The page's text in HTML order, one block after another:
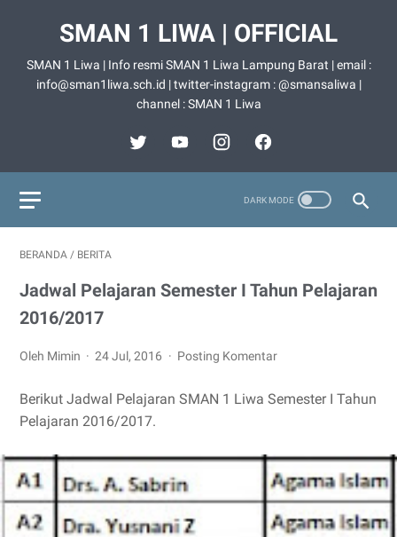
SMAN 1 LIWA | OFFICIAL
SMAN 1 Liwa | Info resmi SMAN 1 Liwa Lampung Barat | email :
info@sman1liwa.sch.id | twitter-instagram : @smansaliwa |
channel : SMAN 1 Liwa
BERANDA / BERITA
Jadwal Pelajaran Semester I Tahun Pelajaran
2016/2017
Oleh Mimin 24 Jul, 2016 Posting Komentar
Berikut Jadwal Pelajaran SMAN 1 Liwa Semester I Tahun
Pelajaran 2016/2017.